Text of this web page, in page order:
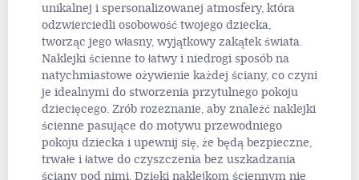
unikalnej i spersonalizowanej atmosfery, która
odzwierciedli osobowość twojego dziecka,
tworząc jego własny, wyjątkowy zakątek świata.
Naklejki ścienne to łatwy i niedrogi sposób na
natychmiastowe ożywienie każdej ściany, co czyni
je idealnymi do stworzenia przytulnego pokoju
dziecięcego. Zrób rozeznanie, aby znaleźć naklejki
ścienne pasujące do motywu przewodniego
pokoju dziecka i upewnij się, że będą bezpieczne,
trwałe i łatwe do czyszczenia bez uszkadzania
ściany pod nimi. Dzięki naklejkom ściennym nie